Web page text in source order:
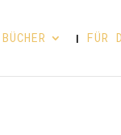
BÜCHER FÜR